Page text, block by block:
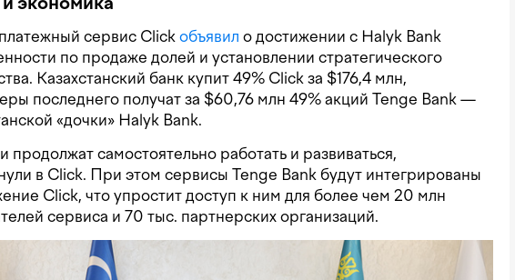
сервис Click объявил о достижении с Halyk Bank
по продаже долей и установлении стратегического
Казахстанский банк купит 49% Click за $176,4 млн,
последнего получат за $60,76 млн 49% акций Tenge Bank —
«дочки» Halyk Bank.
продолжат самостоятельно работать и развиваться,
в Click. При этом сервисы Tenge Bank будут интегрированы
Click, что упростит доступ к ним для более чем 20 млн
сервиса и 70 тыс. партнерских организаций.